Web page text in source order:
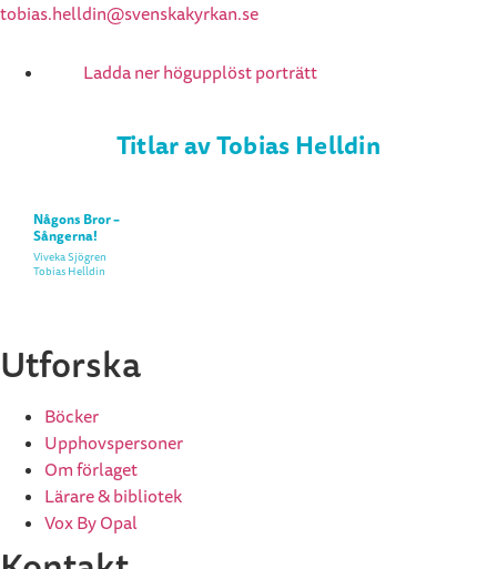
tobias.helldin@svenskakyrkan.se
Ladda ner högupplöst porträtt
Titlar av Tobias Helldin
Någons Bror –
Sångerna!
Viveka Sjögren
Tobias Helldin
Utforska
Böcker
Upphovspersoner
Om förlaget
Lärare & bibliotek
Vox By Opal